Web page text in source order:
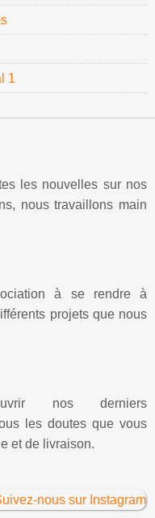
1
les nouvelles sur nos
nous travaillons main
à se rendre à
projets que nous
nos derniers
les doutes que vous
et de livraison.